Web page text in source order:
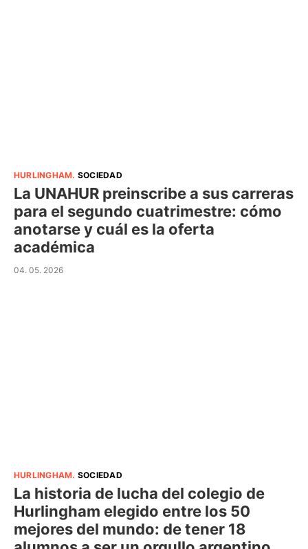
HURLINGHAM. SOCIEDAD
La UNAHUR preinscribe a sus carreras
para el segundo cuatrimestre: cómo
anotarse y cuál es la oferta
académica
04. 05. 2026
HURLINGHAM. SOCIEDAD
La historia de lucha del colegio de
Hurlingham elegido entre los 50
mejores del mundo: de tener 18